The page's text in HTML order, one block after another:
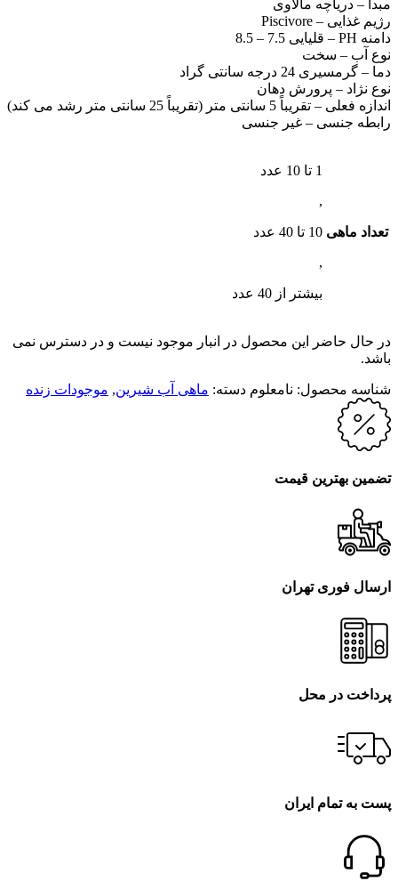
مبدا – دریاچه مالاوی
رژیم غذایی – Piscivore
دامنه PH – قلیایی 7.5 – 8.5
نوع آب – سخت
دما – گرمسیری 24 درجه سانتی گراد
نوع نژاد – پرورش دهان
اندازه فعلی – تقریباً 5 سانتی متر (تقریباً 25 سانتی متر رشد می کند)
رابطه جنسی – غیر جنسی
تعداد ماهی
1 تا 10 عدد
,
10 تا 40 عدد
,
بیشتر از 40 عدد
در حال حاضر این محصول در انبار موجود نیست و در دسترس نمی
باشد.
شناسه محصول: نامعلوم دسته: ماهی آب شیرین, موجودات زنده
تضمین بهترین قیمت
ارسال فوری تهران
پرداخت در محل
پست به تمام ایران